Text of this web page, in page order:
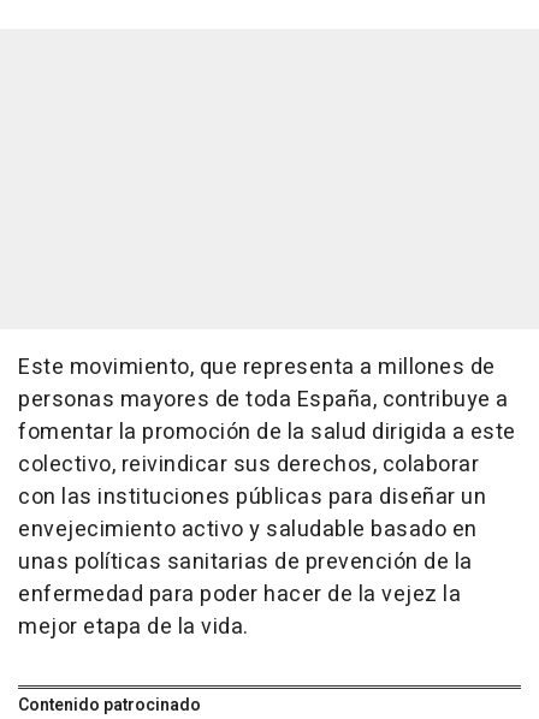
Este movimiento, que representa a millones de
personas mayores de toda España, contribuye a
fomentar la promoción de la salud dirigida a este
colectivo, reivindicar sus derechos, colaborar
con las instituciones públicas para diseñar un
envejecimiento activo y saludable basado en
unas políticas sanitarias de prevención de la
enfermedad para poder hacer de la vejez la
mejor etapa de la vida.
Contenido patrocinado